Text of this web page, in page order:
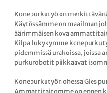
Konepurkutyö on
Käytössämme on maailman
äärimmäisen kova
Kilpailukykymme
pidemmissä urakoissa, joissa
purkurobotit piikkaavat
Konepurkutyön ohessa Gles